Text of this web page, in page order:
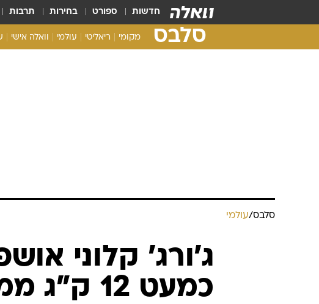
חדשות ספורט בחירות תרבות
סלבס מקומי ריאליטי עולמי וואלה אישי
סלבס/עולמי
ג'ורג' קלוני
כמעט 12 ק"ג ממשקלו עבור סרט"